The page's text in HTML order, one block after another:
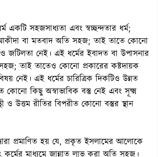
একটি সহজসাধ্যতা এবং স্বচ্ছন্দতার ধর্ম;
বা মতবাদ অতি সহজ; তাই তাতে কোনো
জটিলতা নেই। এই ধর্মের ইবাদত বা উপাসনার
তাই তাতেও কোনো প্রকারের কষ্টদায়ক
বিষয় নেই। এই ধর্মের চারিত্রিক দিকটিও উন্নত
কিছু অস্বাভাবিক বস্তু নেই এবং সূক্ষ্ম
ও উত্তম রীতির বিপরীত কোনো বস্তুর স্থান
প্রমাণিত হয় যে, প্রকৃত ইসলামের আলোকে
মাধ্যমে জান্নাত লাভ করা অতি সহজ।